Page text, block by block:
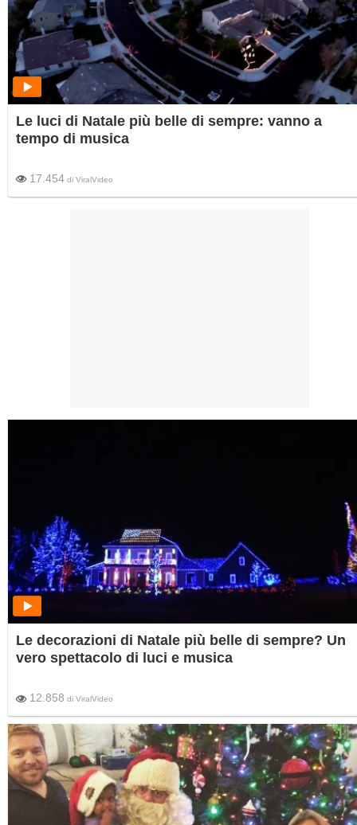
Le luci di Natale più belle di sempre: vanno a
tempo di musica
17.454 di ViralVideo
Le decorazioni di Natale più belle di sempre? Un
vero spettacolo di luci e musica
12.858 di ViralVideo